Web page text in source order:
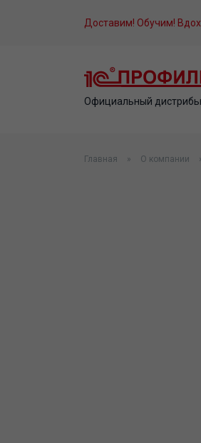
Доставим! Обучим!
Официальный
Главная О компании